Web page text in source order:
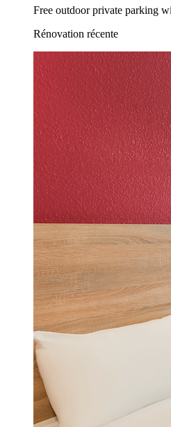
Free outdoor private parking
Rénovation récente